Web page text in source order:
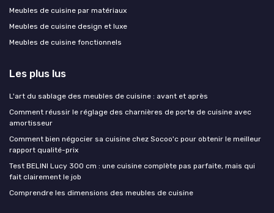
Meubles de cuisine par matériaux
Meubles de cuisine design et luxe
Meubles de cuisine fonctionnels
Les plus lus
L'art du sablage des meubles de cuisine : avant et après
Comment réussir le réglage des charnières de porte de cuisine avec
amortisseur
Comment bien négocier sa cuisine chez Socoo'c pour obtenir le meilleur
rapport qualité-prix
Test BELINI Lucy 300 cm : une cuisine complète pas parfaite, mais qui
fait clairement le job
Comprendre les dimensions des meubles de cuisine